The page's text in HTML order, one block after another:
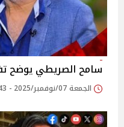
سامح الصريطي يوضح
الجمعة 07/نوفمبر/2025 - 08:43 م